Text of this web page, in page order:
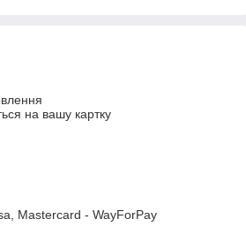
на вашу картку
Mastercard - WayForPay